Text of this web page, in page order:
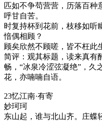
匹如不争苟营营，历落百种
呼甘自苦。
时复持杯到花前，枝移如听
愔偶相顾？
顾矣欣然不顾嗟，皆不枉此
简评：观其标题，读来真有
畅，“冰泉冷涩弦凝绝”，久
花，亦喃喃自语。
23忆江南·有寄
妙珂珂
东山起，谁与北山齐。庄蝶